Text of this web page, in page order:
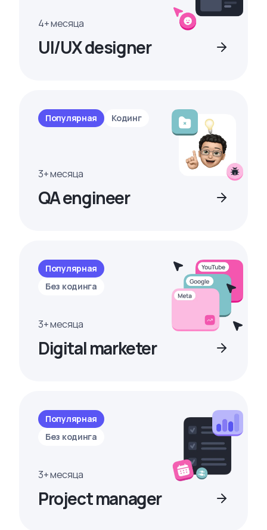
4+ месяца
UI/UX designer
Популярная Кодинг
3+ месяца
QA engineer
Популярная
Без кодинга
3+ месяца
Digital marketer
Популярная
Без кодинга
3+ месяца
Project manager